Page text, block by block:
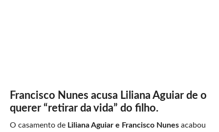
Francisco Nunes acusa Liliana Aguiar de o
querer “retirar da vida” do filho.
O casamento de Liliana Aguiar e Francisco Nunesacabou